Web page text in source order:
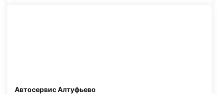
Автосервис Алтуфьево